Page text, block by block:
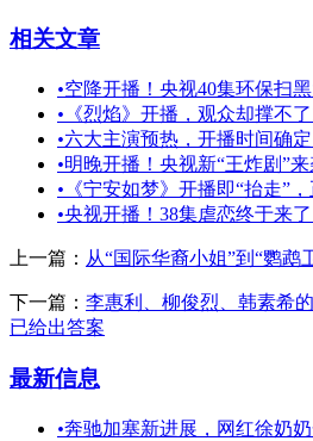
相关文章
•空降开播！央视40集环保扫
• 《烈焰》开播，观众却撑不
•六大主演预热，开播时间确
•明晚开播！央视新“王炸剧”
• 《宁安如梦》开播即“抬走”
•央视开播！38集虐恋终于来
上一篇： 从“国际华裔小姐”到“鹦鹉
下一篇： 李惠利、柳俊烈、韩素希
已给出答案
最新信息
•奔驰加塞新进展，网红徐奶